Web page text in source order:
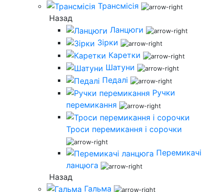
Трансмісія
Назад
Ланцюги
Зірки
Каретки
Шатуни
Педалі
Ручки
перемикання
Троси перемикання і сорочки
Перемикачі
ланцюга
Назад
Гальма